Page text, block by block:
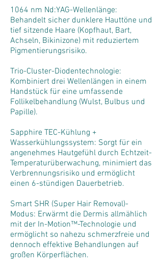
1064 nm Nd:YAG-Wellenlänge:
Behandelt sicher dunklere Hauttöne und
tief sitzende Haare (Kopfhaut, Bart,
Achseln, Bikinizone) mit reduziertem
Pigmentierungsrisiko.
Trio-Cluster-Diodentechnologie:
Kombiniert drei Wellenlängen in einem
Handstück für eine umfassende
Follikelbehandlung (Wulst, Bulbus und
Papille).
Sapphire TEC-Kühlung +
Wasserkühlungssystem: Sorgt für ein
angenehmes Hautgefühl durch Echtzeit-
Temperaturüberwachung, minimiert das
Verbrennungsrisiko und ermöglicht
einen 6-stündigen Dauerbetrieb.
Smart SHR (Super Hair Removal)-
Modus: Erwärmt die Dermis allmählich
mit der In-Motion™-Technologie und
ermöglicht so nahezu schmerzfreie und
dennoch effektive Behandlungen auf
großen Körperflächen.